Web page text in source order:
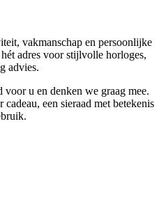
vakmanschap en persoonlijke
adres voor stijlvolle horloges,
advies.
u en denken we graag mee.
een sieraad met betekenis